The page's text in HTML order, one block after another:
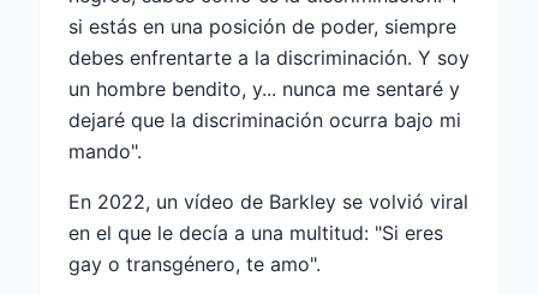
si estás en una posición de poder, siempre
debes enfrentarte a la discriminación. Y soy
un hombre bendito, y... nunca me sentaré y
dejaré que la discriminación ocurra bajo mi
mando".
En 2022, un vídeo de Barkley se volvió viral
en el que le decía a una multitud: "Si eres
gay o transgénero, te amo".